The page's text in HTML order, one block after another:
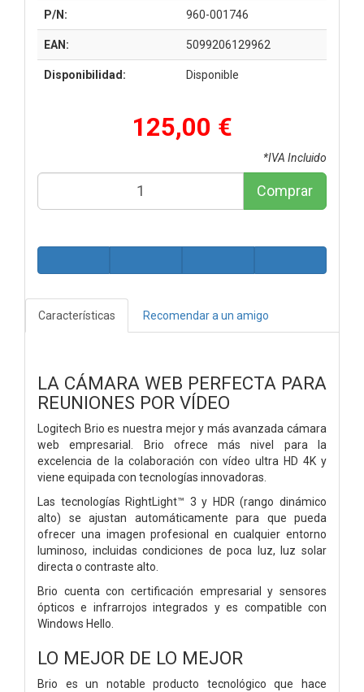
P/N: 960-001746
EAN: 5099206129962
Disponibilidad: Disponible
125,00 €
*IVA Incluido
Comprar
Características Recomendar a un amigo
LA CÁMARA WEB PERFECTA PARA
REUNIONES POR VÍDEO
Logitech Brio es nuestra mejor y más avanzada cámara
web empresarial. Brio ofrece más nivel para la
excelencia de la colaboración con vídeo ultra HD 4K y
viene equipada con tecnologías innovadoras.
Las tecnologías RightLight™ 3 y HDR (rango dinámico
alto) se ajustan automáticamente para que pueda
ofrecer una imagen profesional en cualquier entorno
luminoso, incluidas condiciones de poca luz, luz solar
directa o contraste alto.
Brio cuenta con certificación empresarial y sensores
ópticos e infrarrojos integrados y es compatible con
Windows Hello.
LO MEJOR DE LO MEJOR
Brio es un notable producto tecnológico que hace